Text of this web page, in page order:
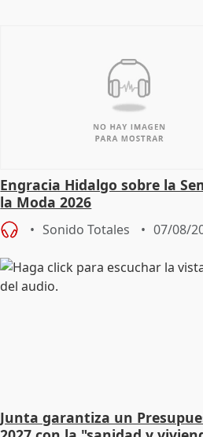
Engracia Hidalgo sobre la
la Moda 2026
Sonido Totales 07/08/
Junta garantiza un